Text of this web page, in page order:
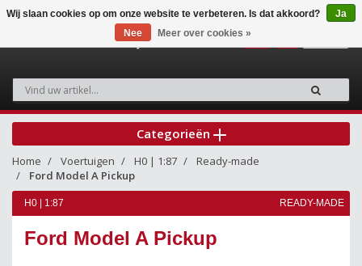
Categorieën
Home Voertuigen H0 | 1:87
Ready-made
Ford Model A Pickup
H0 | 1:87 READY-MADE
Ford Model A Pickup
Wij slaan cookies op om onze website te verbeteren. Is dat akkoord?
Ja
Nee
Meer over cookies »